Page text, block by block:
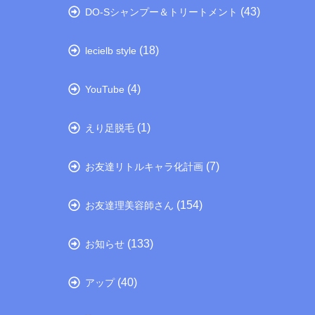
DO-Sシャンプー＆トリートメント (43)
lecielb style (18)
YouTube (4)
えり足脱毛 (1)
お友達リトルキャラ化計画 (7)
お友達理美容師さん (154)
お知らせ (133)
アップ(40)